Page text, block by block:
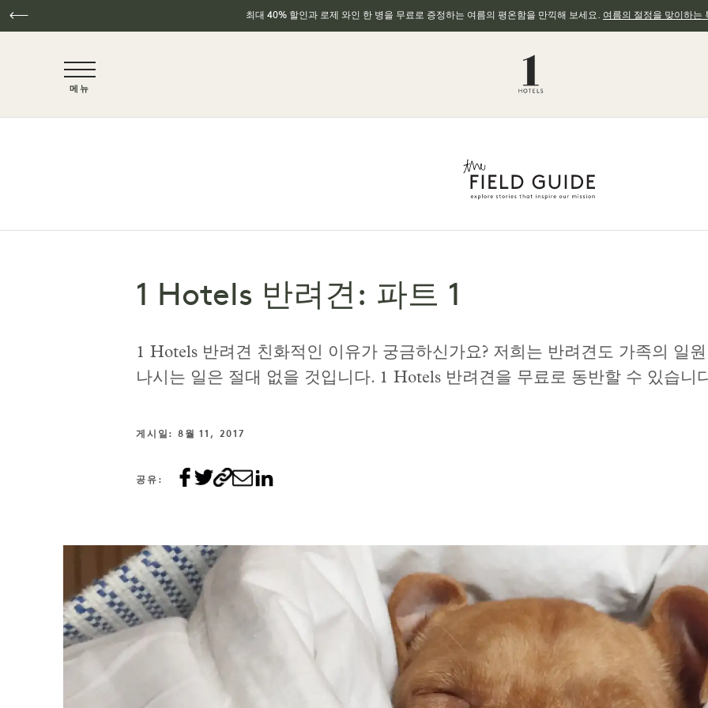
최대 40% 할인과 로제 와인 한 병을 무료로 증정하는 여름의 평온함을 만끽해 보세요. 여름의 절정을 맞이하는
NaN / 6
메뉴
1 Hotels 반려견: 파트 1
1 Hotels 반려견 친화적인 이유가 궁금하신가요? 저희는 반려견도 가족의 일
나시는 일은 절대 없을 것입니다. 1 Hotels 반려견을 무료로 동반할 수 있습니
게시일: 8월 11, 2017
공유: